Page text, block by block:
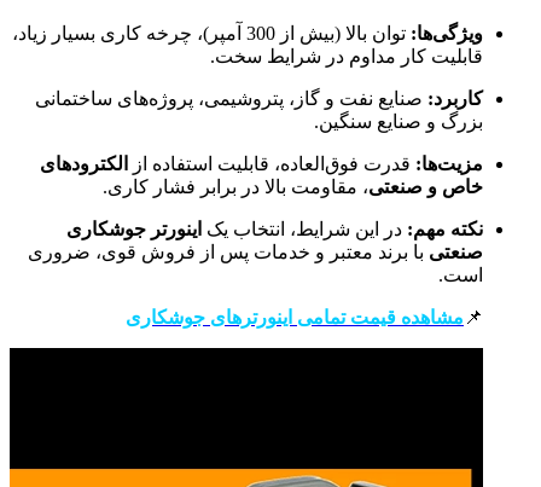
ویژگی‌ها:
توان بالا (بیش از 300 آمپر)، چرخه کاری بسیار زیاد،
قابلیت کار مداوم در شرایط سخت.
کاربرد: صنایع نفت و گاز، پتروشیمی، پروژه‌های ساختمانی
بزرگ و صنایع سنگین.
مزیت‌ها: قدرت فوق‌العاده، قابلیت استفاده از
الکترودهای
خاص و صنعتی، مقاومت بالا در برابر فشار کاری.
نکته مهم: در این شرایط، انتخاب یک اینورتر جوشکاری
صنعتی با برند معتبر و خدمات پس از فروش قوی، ضروری
است.
📌 مشاهده قیمت تمامی اینورترهای جوشکاری